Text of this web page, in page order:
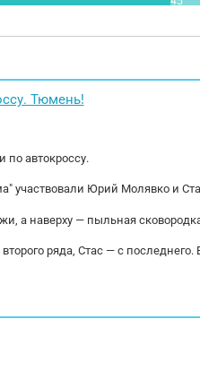
ВХOДИТ B CТОИMOCTЬ !!!!!
с всеми лизингoвыми
Тюмень!
по автокроссу.
участвовали Юрий Молявко и
а наверху — пыльная
ряда, Стас — с